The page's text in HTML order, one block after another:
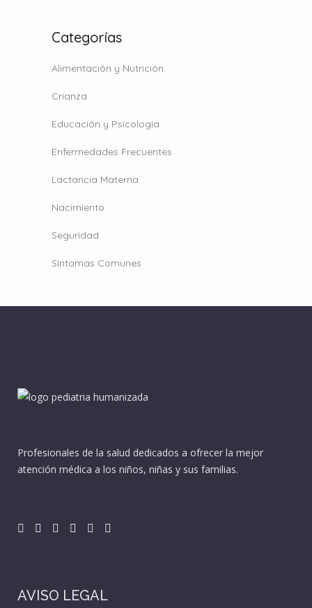
Categorías
Alimentación y Nutrición
Crianza
Educación y Psicologia
Enfermedades Frecuentes
Lactancia Materna
Nacimiento
Seguridad
Síntomas Comunes
Profesionales de la salud dedicados a ofrecer la mejor
atención médica a los niños, niñas y sus familias.
AVISO LEGAL